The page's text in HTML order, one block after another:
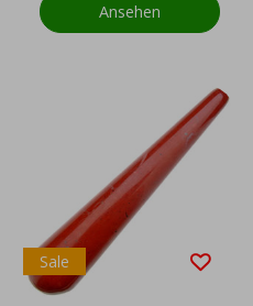
Ansehen
Sale